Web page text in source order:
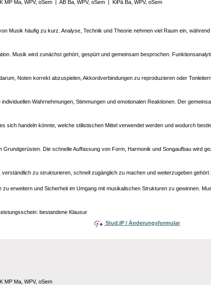
MP Ma, WPV, oSem | AB Ba, WPV, oSem | KiPä Ba, WPV, oSem
Musik häufig zu kurz. Analyse, Technik und Theorie nehmen viel Raum ein,
Musik wird zunächst gehört, gespürt und gemeinsam besprochen.
Noten korrekt abzuspielen, Akkordverbindungen zu reproduzieren oder
Wahrnehmungen, Stimmungen und emotionalen Reaktionen. Der
sich handeln könnte, welche stilistischen Mittel verwendet werden und wodurch
Die schnelle Auffassung von Form, Harmonik und Songaufbau wird
zu strukturieren, schnell zugänglich zu machen und weiterzugeben gehört
erweitern und Sicherheit im Umgang mit musikalischen Strukturen zu gewinnen.
bestandene Klausur
Stud.IP / Änderungsformular
MP Ma, WPV, oSem